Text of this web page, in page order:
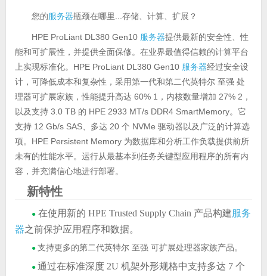
您的服务器瓶颈在哪里...存储、计算、扩展？
HPE ProLiant DL380 Gen10 服务器提供最新的安全性、性
能和可扩展性，并提供全面保修。在业界最值得信赖的计算平台
上实现标准化。HPE ProLiant DL380 Gen10 服务器经过安全设
计，可降低成本和复杂性，采用第一代和第二代英特尔 至强 处
理器可扩展家族，性能提升高达 60% 1，内核数量增加 27% 2，
以及支持 3.0 TB 的 HPE 2933 MT/s DDR4 SmartMemory。它
支持 12 Gb/s SAS、多达 20 个 NVMe 驱动器以及广泛的计算选
项。HPE Persistent Memory 为数据库和分析工作负载提供前所
未有的性能水平。运行从最基本到任务关键型应用程序的所有内
容，并充满信心地进行部署。
新特性
●在使用新的 HPE Trusted Supply Chain 产品构建服务
器之前保护应用程序和数据。
● 支持更多的第二代英特尔 至强 可扩展处理器家族产品。
● 通过在标准深度 2U 机架外形规格中支持多达 7 个